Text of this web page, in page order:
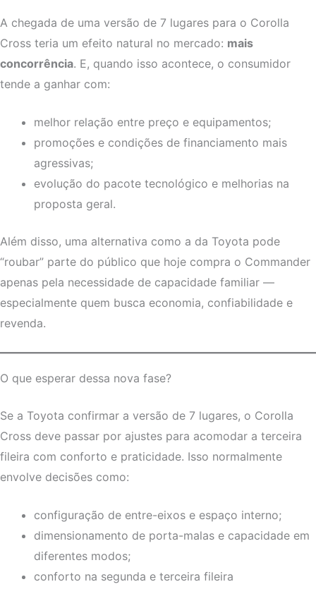
A chegada de uma versão de 7 lugares para o Corolla
Cross teria um efeito natural no mercado: mais
concorrência. E, quando isso acontece, o consumidor
tende a ganhar com:
melhor relação entre preço e equipamentos;
promoções e condições de financiamento mais
agressivas;
evolução do pacote tecnológico e melhorias na
proposta geral.
Além disso, uma alternativa como a da Toyota pode
“roubar” parte do público que hoje compra o Commander
apenas pela necessidade de capacidade familiar —
especialmente quem busca economia, confiabilidade e
revenda.
O que esperar dessa nova fase?
Se a Toyota confirmar a versão de 7 lugares, o Corolla
Cross deve passar por ajustes para acomodar a terceira
fileira com conforto e praticidade. Isso normalmente
envolve decisões como:
configuração de entre-eixos e espaço interno;
dimensionamento de porta-malas e capacidade em
diferentes modos;
conforto na segunda e terceira fileira